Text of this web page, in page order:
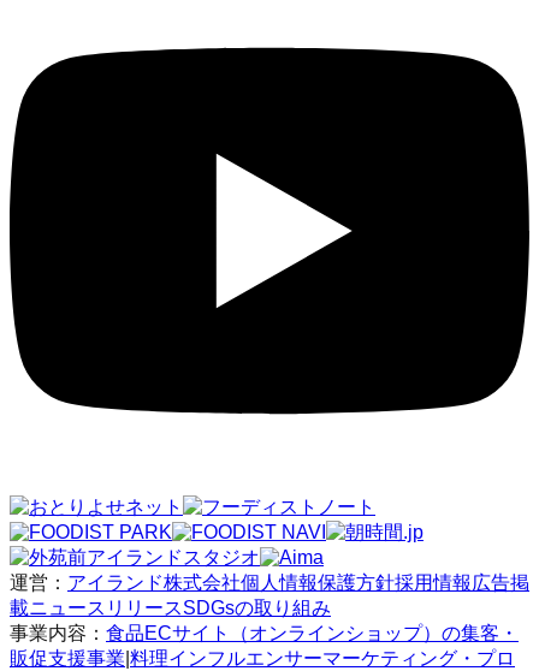
運営： アイランド株式会社個人情報保護方針採用情報 広告掲
載ニュースリリースSDGsの取り組み
事業内容： 食品ECサイト（オンラインショップ）の集客・
販促支援事業 料理インフルエンサーマーケティング・プロ